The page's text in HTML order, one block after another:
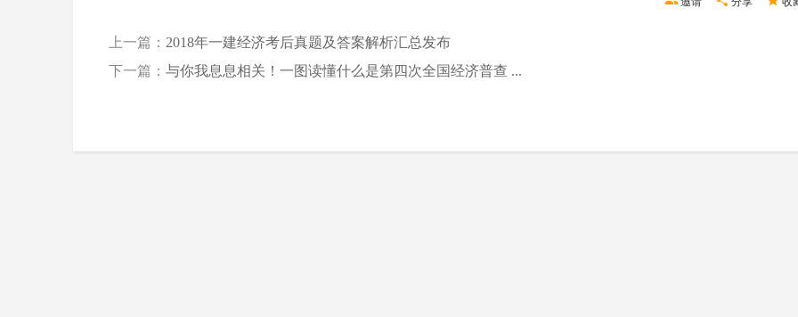
上一篇： 2018年一建经济考后真题及答案解析汇总发布
下一篇： 与你我息息相关！一图读懂什么是第四次全国经济普查 ...